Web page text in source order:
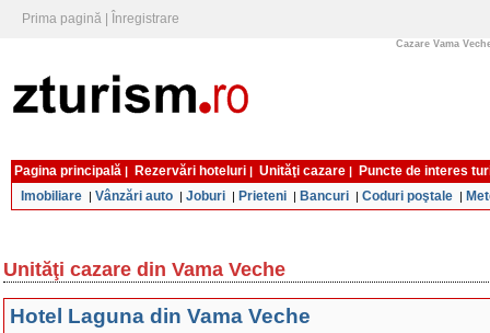
Prima pagină Înregistrare
Cazare Vama
Pagina principală | Rezervări hoteluri | Unităţi cazare |
Puncte de interes
Imobiliare | Vânzări auto | Joburi | Prieteni | Bancuri | Coduri poştale |
Unităţi cazare din Vama Veche
Hotel Laguna din Vama Veche